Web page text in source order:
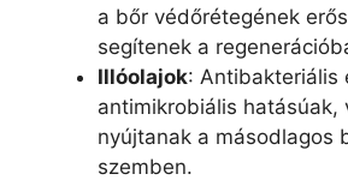
a bőr védőrétegének
segítenek a
Illóolajok: Antibakteriális
antimikrobiális hatásúak,
nyújtanak a másodlagos
szemben.